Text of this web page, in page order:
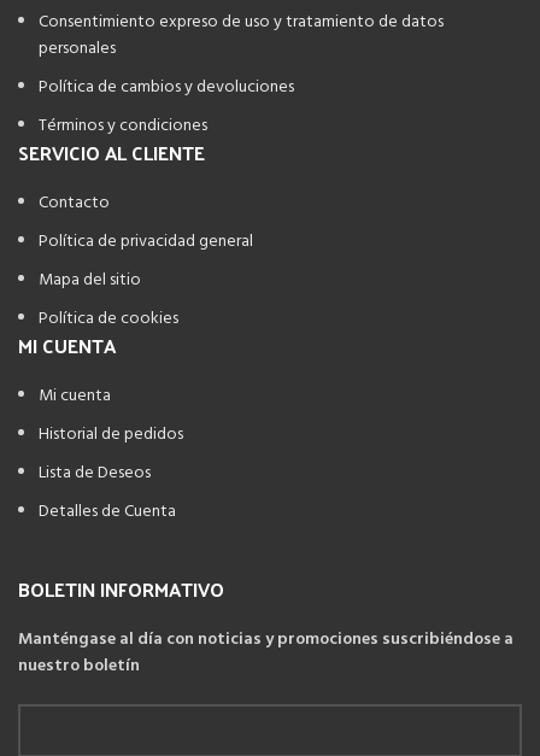
Consentimiento expreso de uso y tratamiento de datos
personales
Política de cambios y devoluciones
Términos y condiciones
SERVICIO AL CLIENTE
Contacto
Política de privacidad general
Mapa del sitio
Política de cookies
MI CUENTA
Mi cuenta
Historial de pedidos
Lista de Deseos
Detalles de Cuenta
BOLETIN INFORMATIVO
Manténgase al día con noticias y promociones suscribiéndose a
nuestro boletín